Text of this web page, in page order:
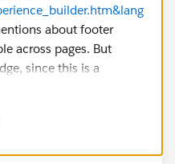
about footer
across pages. But
since this is a
to drag it into home
pages, you will